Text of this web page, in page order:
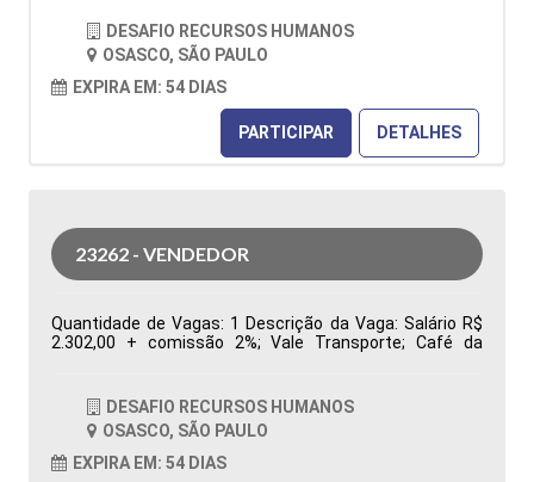
INTERIOR E ESTADUAIS ( VIAGENS PARA RIO DE JANEIRO
E ESPIRITO SANTO Tipo de contratação: CLT Cidade:
Osasco, SP, Brasil Área de Atuação: Logística Período:
Formação Acadêmica: Características
Comportamentais:
DESAFIO RECURSOS HUMANOS
OSASCO, SÃO PAULO
EXPIRA EM: 54 DIAS
PARTICIPAR DETALHES
23262 - VENDEDOR
Quantidade de Vagas: 1 Descrição da Vaga: Salário R$
2.302,00 + comissão 2%; Vale Transporte; Café da
contratação: CLT Cidade: Osasco, SP, Brasil Área de
Atuação: Vendas Período: Formação Acadêmica:
Características Comportamentais:
DESAFIO RECURSOS HUMANOS
OSASCO, SÃO PAULO
EXPIRA EM: 54 DIAS